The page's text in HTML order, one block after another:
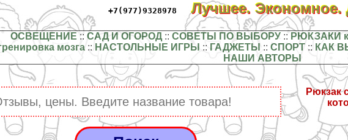
+7(977)9328978 Лучшее.
ОСВЕЩЕНИЕ :: САД И ОГОРОД:: СОВЕТЫ ПО ВЫБОРУ:: РЮКЗАКИ
мозга :: НАСТОЛЬНЫЕ ИГРЫ :: ГАДЖЕТЫ ::СПОРТ :: КАК
НАШИ АВТОРЫ
Рюкзак